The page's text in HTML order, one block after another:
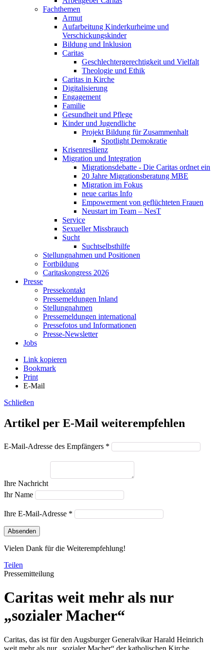
Fachthemen
Armut
Aufarbeitung Kinderkurheime und
Verschickungskinder
Bildung und Inklusion
Caritas
Geschlechtergerechtigkeit und Vielfalt
Theologie und Ethik
Caritas in Kirche
Digitalisierung
Engagement
Familie
Gesundheit und Pflege
Kinder und Jugendliche
Projekt Bildung für Zusammenhalt
Spotlight Demokratie
Krisenresilienz
Migration und Integration
Migrationsdebatte - Die Caritas ordnet ein
20 Jahre Migrationsberatung MBE
Migration im Fokus
neue caritas Info
Empowerment von geflüchteten Frauen
Neustart im Team – NesT
Service
Sexueller Missbrauch
Sucht
Suchtselbsthilfe
Stellungnahmen und Positionen
Fortbildung
Caritaskongress 2026
Presse
Pressekontakt
Pressemeldungen Inland
Stellungnahmen
Pressemeldungen international
Pressefotos und Informationen
Presse-Newsletter
Jobs
Link kopieren
Bookmark
Print
E-Mail
Schließen
Artikel per E-Mail weiterempfehlen
E-Mail-Adresse des Empfängers *
Ihre Nachricht
Ihr Name
Ihre E-Mail-Adresse *
Absenden
Vielen Dank für die Weiterempfehlung!
Teilen
Pressemitteilung
Caritas weit mehr als nur
„sozialer Macher“
Caritas, das ist für den Augsburger Generalvikar Harald Heinrich
weit mehr als nur „sozialer Macher“ der katholischen Kirche.